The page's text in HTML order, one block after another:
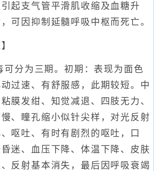
起支气管平滑肌收缩及血糖升
可因抑制延髓呼吸中枢而死亡。
分为三期。初期：表现为面色
过速、有舒服感，此期较短。中
膜发绀、知觉减退、四肢无力、
、瞳孔缩小似针尖样，对光反射
呕吐、有时有剧烈的呕吐，口
迷、血压下降、体温下降、皮肤
反射基本消失，最后因呼吸衰竭